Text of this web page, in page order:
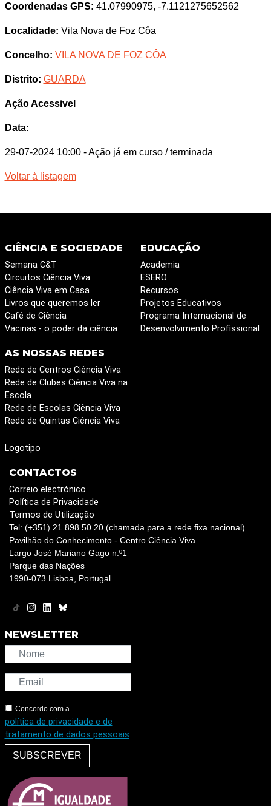
Coordenadas GPS: 41.07990975, -7.1121275652562
Localidade: Vila Nova de Foz Côa
Concelho: VILA NOVA DE FOZ CÔA
Distrito: GUARDA
Ação Acessivel
Data:
29-07-2024 10:00 - Ação já em curso / terminada
Voltar à listagem
CIÊNCIA E SOCIEDADE
Semana C&T
Circuitos Ciência Viva
Ciência Viva em Casa
Livros que queremos ler
Café de Ciência
Vacinas - o poder da ciência
EDUCAÇÃO
Academia
ESERO
Recursos
Projetos Educativos
Programa Internacional de
Desenvolvimento Profissional
AS NOSSAS REDES
Rede de Centros Ciência Viva
Rede de Clubes Ciência Viva na
Escola
Rede de Escolas Ciência Viva
Rede de Quintas Ciência Viva
Logotipo
CONTACTOS
Correio electrónico
Política de Privacidade
Termos de Utilização
Tel: (+351) 21 898 50 20 (chamada para a rede fixa nacional)
Pavilhão do Conhecimento - Centro Ciência Viva
Largo José Mariano Gago n.º1
Parque das Nações
1990-073 Lisboa, Portugal
NEWSLETTER
Concordo com a
política de privacidade e de
tratamento de dados pessoais
SUBSCREVER